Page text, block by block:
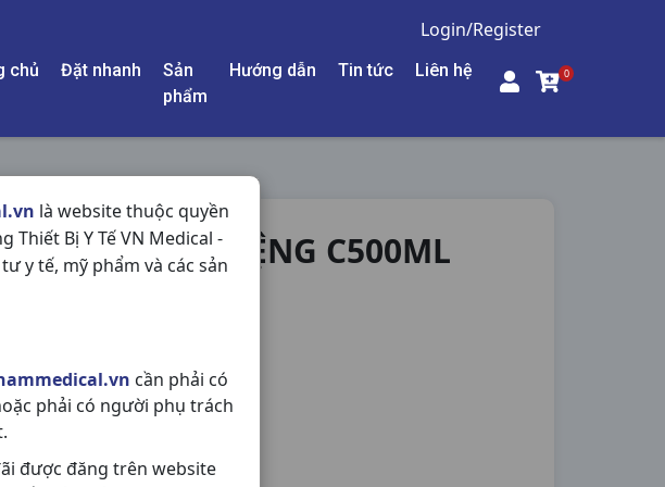
Login/Register
chủ Đặt nhanh
Sản
phẩm
Hướng dẫn Tin tức Liên hệ 0
là website thuộc quyền
Thiết Bị Y Tế VN Medical -
y tế, mỹ phẩm và các sản
cần phải có
phải có người phụ trách
được đăng trên website
NƯỚC SÚC MIỆNG C500ML
- Mỹ Phẩm,
hội: